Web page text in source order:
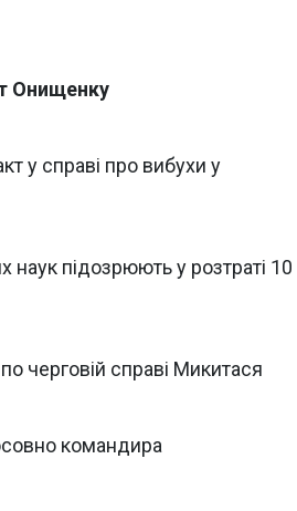
Онищенку
у справі про вибухи у
наук підозрюють у розтраті 10
черговій справі Микитася
командира